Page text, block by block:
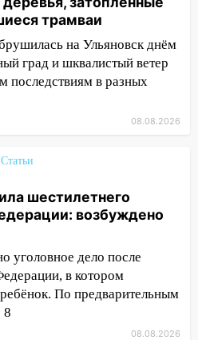
мощного
крушить
рухнуло на дом на
сорвал крышу с
бить по
трамвай
перекрыли
фото
трамваи
на Ульяновск днём
град и шквалистый ветер
последствиям в разных
08.08.2026
Статьи
шестилетнего
возбуждено
уголовное дело после
в котором
По предварительным
8
08.08.2026